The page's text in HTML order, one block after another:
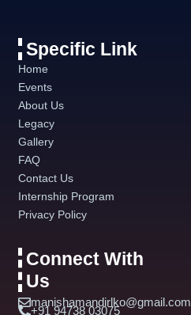
Specific Link
Home
Events
About Us
Legacy
Gallery
FAQ
Contact Us
Internship Program
Privacy Policy
Connect With
Us
manishamandirlko@gmail.com
+91 94738 03075